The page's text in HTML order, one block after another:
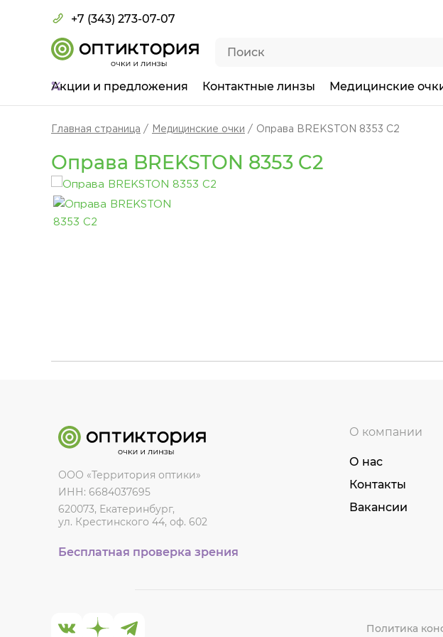
+7 (343) 273-07-07
Акции и предложения Контактные линзы Медицинские
Главная страница Медицинские очки Оправа BREKSTON 8353 C2
Оправа BREKSTON 8353 C2
ООО «Территория оптики»
ИНН: 6684037695
620073, Екатеринбург,
ул. Крестинского 44, оф. 602
Бесплатная проверка зрения
О компании
О нас
Контакты
Вакансии
Политика